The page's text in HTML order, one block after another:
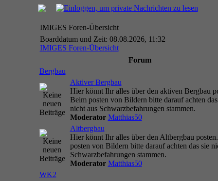
IMIGES Foren-Übersicht
Boarddatum und Zeit: 08.08.2026, 11:32
IMIGES Foren-Übersicht
Forum
Bergbau
Aktiver Bergbau
Hier könnt Ihr alles über den aktiven Bergbau
Beim posten von Bildern bitte darauf achten
nicht aus Schwarzbefahrungen stammen.
Moderator Matthias50
Altbergbau
Hier könnt Ihr alles über den Altbergbau
posten von Bildern bitte darauf achten das sie
Schwarzbefahrungen stammen.
Moderator Matthias50
WK2